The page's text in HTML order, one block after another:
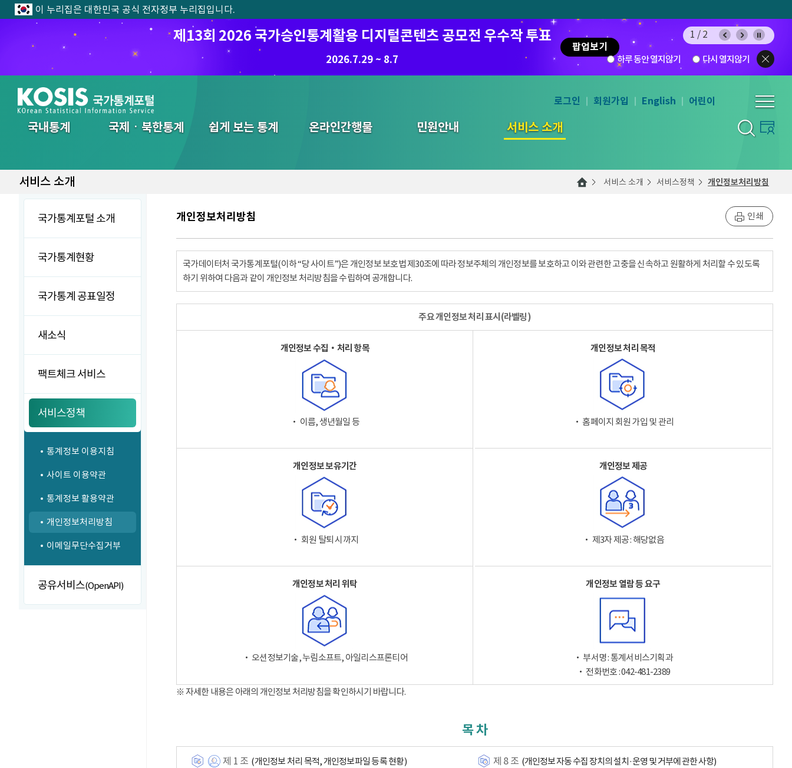
이 누리집은 대한민국 공식 전자정부 누리집입니다.
제13회 2026 국가승인통계활용 디지털콘텐츠 공모전 우수작 투표
2026.7.29 ~ 8.7
팝업보기
8월 통계찾기 퀴즈이벤트
8.7.(금) ~ 8.21.(금)
2/2
하루 동안 열지않기 다시 열지않기
국내통계 국제ㆍ북한통계 쉽게 보는 통계 온라인간행물 민원안내 서비스 소개
통합검색
로그인 회원가입 English 어린이
서비스 소개 서비스 소개 서비스정책 개인정보처리방침
국가통계포털 소개
국가통계현황
국가통계 공표일정
새소식
팩트체크 서비스
서비스정책
통계정보 이용지침
사이트 이용약관
통계정보 활용약관
개인정보처리방침
이메일무단수집거부
공유서비스(OpenAPI)
개인정보처리방침 인쇄
국가데이터처 국가통계포털(이하 “당 사이트”)은 개인정보 보호법 제30조에 따라 정보주체의 개인정보를 보호하고 이와 관련한 고충을 신속하고 원활하게 처리할 수 있도록
하기 위하여 다음과 같이 개인정보 처리방침을 수립하여 공개합니다.
주요 개인정보 처리 표시(라벨링)
개인정보 수집‧처리 항목
‧ 이름, 생년월일 등
개인정보 처리 목적
‧ 홈페이지 회원 가입 및 관리
개인정보 보유기간
‧ 회원 탈퇴 시까지
개인정보 제공
‧ 제3자 제공 : 해당없음
개인정보 처리 위탁
‧ 오션정보기술, 누림소프트, 아일리스프론티어
개인정보 열람 등 요구
‧ 부서명 : 통계서비스기획과
‧ 전화번호 : 042-481-2389
※ 자세한 내용은 아래의 개인정보 처리방침을 확인하시기 바랍니다.
목 차
제 1 조 (개인정보 처리 목적, 개인정보파일 등록 현황) 제 8 조 (개인정보 자동 수집 장치의 설치·운영 및 거부에 관한 사항)